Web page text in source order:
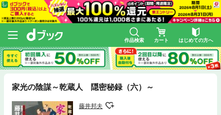
作品検索 カート はじめての方へ
家光の陰謀～乾蔵人 隠密秘録（六）～
藤井邦夫